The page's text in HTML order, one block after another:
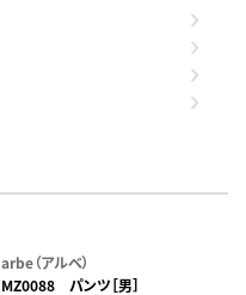
arbe（アルベ）
MZ0088 パンツ［男］